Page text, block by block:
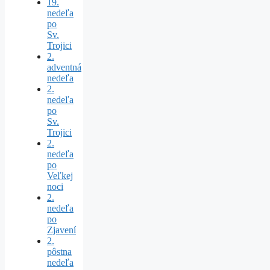
19.
nedeľa
po
Sv.
Trojici
2.
adventná
nedeľa
2.
nedeľa
po
Sv.
Trojici
2.
nedeľa
po
Veľkej
noci
2.
nedeľa
po
Zjavení
2.
pôstna
nedeľa